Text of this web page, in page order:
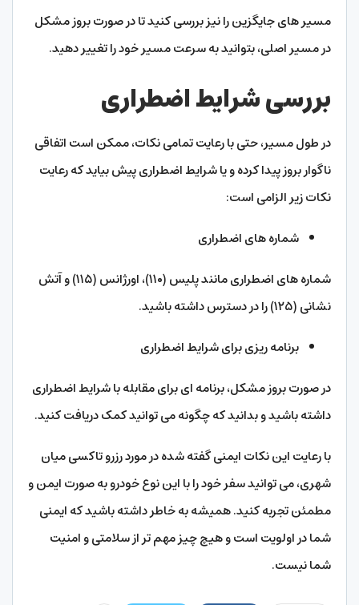
مسیر های جایگزین را نیز بررسی کنید تا در صورت بروز مشکل
در مسیر اصلی، بتوانید به سرعت مسیر خود را تغییر دهید.
بررسی شرایط اضطراری
در طول مسیر، حتی با رعایت تمامی نکات، ممکن است اتفاقی
ناگوار بروز پیدا کرده و یا شرایط اضطراری پیش بیاید که رعایت
نکات زیر الزامی است:
شماره‌ های اضطراری
شماره‌ های اضطراری مانند پلیس (۱۱۰)، اورژانس (۱۱۵) و آتش‌
نشانی (۱۲۵) را در دسترس داشته باشید.
برنامه‌ ریزی برای شرایط اضطراری
در صورت بروز مشکل، برنامه ‌ای برای مقابله با شرایط اضطراری
داشته باشید و بدانید که چگونه می ‌توانید کمک دریافت کنید.
با رعایت این نکات ایمنی گفته شده در مورد رزرو تاکسی میان
شهری، می‌ توانید سفر خود را با این نوع خودرو به صورت ایمن و
مطمئن تجربه کنید. همیشه به خاطر داشته باشید که ایمنی
شما در اولویت است و هیچ چیز مهم‌ تر از سلامتی و امنیت
شما نیست.